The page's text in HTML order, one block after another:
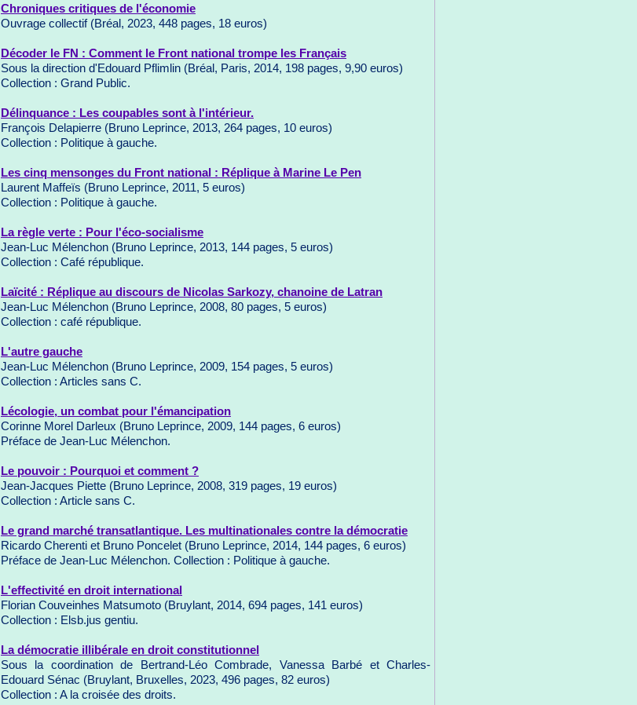
Chroniques critiques de l'économie
Ouvrage collectif (Bréal, 2023, 448 pages, 18 euros)
Décoder le FN : Comment le Front national trompe les Français
Sous la direction d'Edouard Pflimlin (Bréal, Paris, 2014, 198 pages, 9,90 euros)
Collection : Grand Public.
Délinquance : Les coupables sont à l'intérieur.
François Delapierre (Bruno Leprince, 2013, 264 pages, 10 euros)
Collection : Politique à gauche.
Les cinq mensonges du Front national : Réplique à Marine Le Pen
Laurent Maffeïs (Bruno Leprince, 2011, 5 euros)
Collection : Politique à gauche.
La règle verte : Pour l'éco-socialisme
Jean-Luc Mélenchon (Bruno Leprince, 2013, 144 pages, 5 euros)
Collection : Café république.
Laïcité : Réplique au discours de Nicolas Sarkozy, chanoine de Latran
Jean-Luc Mélenchon (Bruno Leprince, 2008, 80 pages, 5 euros)
Collection : café république.
L'autre gauche
Jean-Luc Mélenchon (Bruno Leprince, 2009, 154 pages, 5 euros)
Collection : Articles sans C.
Lécologie, un combat pour l'émancipation
Corinne Morel Darleux (Bruno Leprince, 2009, 144 pages, 6 euros)
Préface de Jean-Luc Mélenchon.
Le pouvoir : Pourquoi et comment ?
Jean-Jacques Piette (Bruno Leprince, 2008, 319 pages, 19 euros)
Collection : Article sans C.
Le grand marché transatlantique. Les multinationales contre la démocratie
Ricardo Cherenti et Bruno Poncelet (Bruno Leprince, 2014, 144 pages, 6 euros)
Préface de Jean-Luc Mélenchon. Collection : Politique à gauche.
L'effectivité en droit international
Florian Couveinhes Matsumoto (Bruylant, 2014, 694 pages, 141 euros)
Collection : Elsb.jus gentiu.
La démocratie illibérale en droit constitutionnel
Sous la coordination de Bertrand-Léo Combrade, Vanessa Barbé et Charles-
Edouard Sénac (Bruylant, Bruxelles, 2023, 496 pages, 82 euros)
Collection : A la croisée des droits.